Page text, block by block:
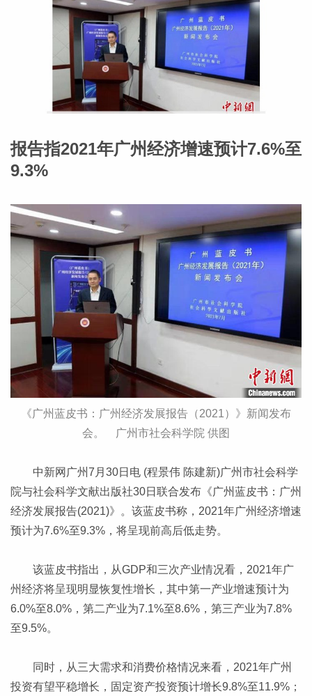
报告指2021年广州经济增速预计7.6%至
9.3%
《广州蓝皮书：广州经济发展报告（2021）》新闻发布
会。 广州市社会科学院 供图
中新网广州7月30日电 (程景伟 陈建新)广州市社会科学
院与社会科学文献出版社30日联合发布《广州蓝皮书：广州
经济发展报告(2021)》。该蓝皮书称，2021年广州经济增速
预计为7.6%至9.3%，将呈现前高后低走势。
该蓝皮书指出，从GDP和三次产业情况看，2021年广
州经济将呈现明显恢复性增长，其中第一产业增速预计为
6.0%至8.0%，第二产业为7.1%至8.6%，第三产业为7.8%
至9.5%。
同时，从三大需求和消费价格情况来看，2021年广州
投资有望平稳增长，固定资产投资预计增长9.8%至11.9%；